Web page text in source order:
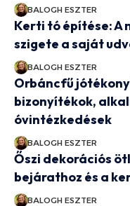
BALOGH ESZTER
Kerti tó építése: A
szigete a saját
BALOGH ESZTER
Orbáncfű
bizonyítékok,
óvintézkedések
BALOGH ESZTER
Őszi dekorációs
bejárathoz és a
BALOGH ESZTER